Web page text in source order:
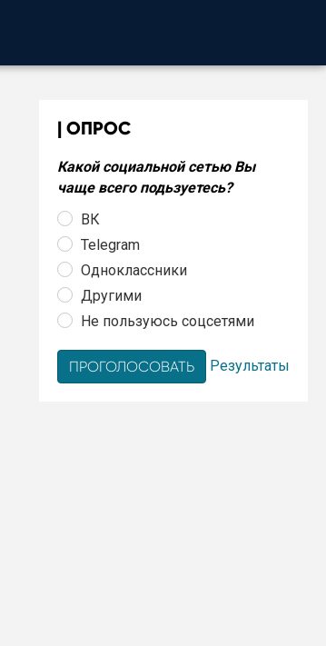
ОПРОС
Какой социальной сетью Вы
чаще всего подьзуетесь?
ВК
Telegram
Одноклассники
Другими
Не пользуюсь соцсетями
Результаты